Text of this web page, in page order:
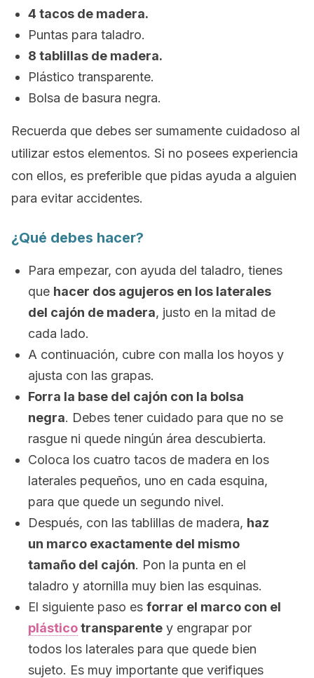
4 tacos de madera.
Puntas para taladro.
8 tablillas de madera.
Plástico transparente.
Bolsa de basura negra.
Recuerda que debes ser sumamente cuidadoso al
utilizar estos elementos. Si no posees experiencia
con ellos, es preferible que pidas ayuda a alguien
para evitar accidentes.
¿Qué debes hacer?
Para empezar, con ayuda del taladro, tienes
que hacer dos agujeros en los laterales
del cajón de madera, justo en la mitad de
cada lado.
A continuación, cubre con malla los hoyos y
ajusta con las grapas.
Forra la base del cajón con la bolsa
negra. Debes tener cuidado para que no se
rasgue ni quede ningún área descubierta.
Coloca los cuatro tacos de madera en los
laterales pequeños, uno en cada esquina,
para que quede un segundo nivel.
Después, con las tablillas de madera, haz
un marco exactamente del mismo
tamaño del cajón. Pon la punta en el
taladro y atornilla muy bien las esquinas.
El siguiente paso es forrar el marco con el
plásticotransparente y engrapar por
todos los laterales para que quede bien
sujeto. Es muy importante que verifiques